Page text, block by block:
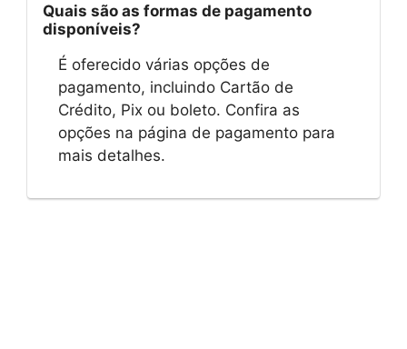
Quais são as formas de pagamento
disponíveis?
É oferecido várias opções de
pagamento, incluindo Cartão de
Crédito, Pix ou boleto. Confira as
opções na página de pagamento para
mais detalhes.